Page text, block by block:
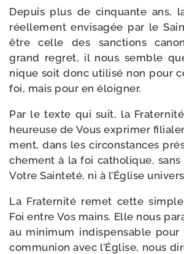
Depuis plus de cin­quante ans,
réel­le­ment envi­sa­gée par le
être celle des sanc­tions
grand regret, il nous semble
nique soit donc uti­li­sé non pour
foi, mais pour en éloigner.
Par le texte qui suit, la
heu­reuse de Vous expri­mer
ment, dans les cir­cons­tances
che­ment à la foi catho­lique, sans
Votre Sainteté, ni à l’Église
La Fraternité remet cette
Foi entre Vos mains. Elle nous
au mini­mum indis­pen­sable
com­mu­nion avec l’Église, nous